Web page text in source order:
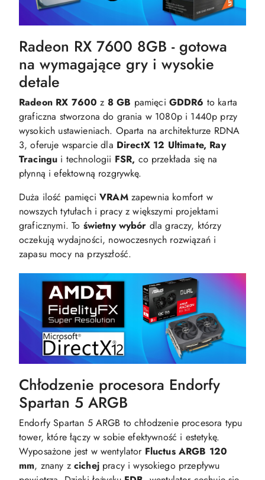
Radeon RX 7600 8GB - gotowa
na wymagające gry i wysokie
detale
Radeon RX 7600z 8 GB pamięci GDDR6 to karta
graficzna stworzona do grania w 1080p i 1440p przy
wysokich ustawieniach. Oparta na architekturze RDNA
3, oferuje wsparcie dla DirectX 12 Ultimate, Ray
Tracingu i technologii FSR, co przekłada się na
płynną i efektowną rozgrywkę.
Duża ilość pamięciVRAMzapewnia komfort w
nowszych tytułach i pracy z większymi projektami
graficznymi. To świetny wybór dla graczy, którzy
oczekują wydajności, nowoczesnych rozwiązań i
zapasu mocy na przyszłość.
Chłodzenie procesora Endorfy
Spartan 5 ARGB
Endorfy Spartan 5 ARGB to chłodzenie procesora typu
tower, które łączy w sobie efektywność i estetykę.
Wyposażone jest w wentylator Fluctus ARGB 120
mm, znany z cichejpracy i wysokiego przepływu